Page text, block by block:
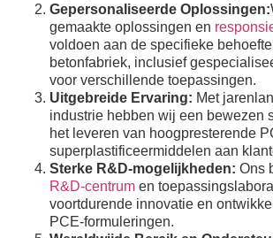
Gepersonaliseerde Oplossingen:
gemaakte oplossingen en
voldoen aan de specifieke
betonfabriek, inclusief
voor verschillende toepassingen.
Uitgebreide Ervaring: Met
industrie hebben wij een bewezen
het leveren van hoogpresterende
superplastificeermiddelen aan
Sterke R&D-mogelijkheden: Ons
R&D-centrum en
voortdurende innovatie en
PCE-formuleringen.